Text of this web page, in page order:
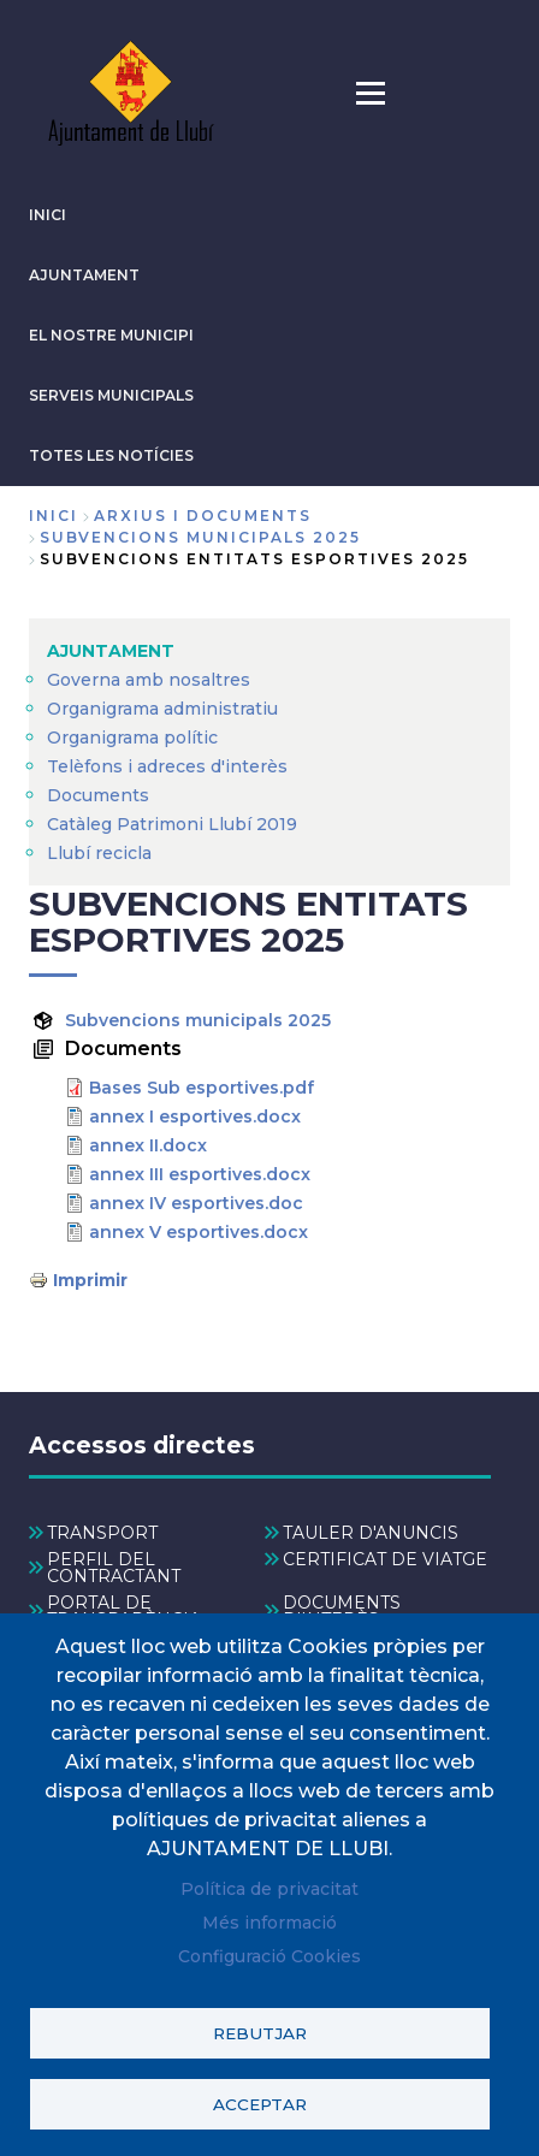
INICI
AJUNTAMENT
EL NOSTRE MUNICIPI
SERVEIS MUNICIPALS
TOTES LES NOTÍCIES
Fil
INICI
ARXIUS I DOCUMENTS
SUBVENCIONS MUNICIPALS 2025
SUBVENCIONS ENTITATS ESPORTIVES 2025
AJUNTAMENT
Governa amb nosaltres
Organigrama administratiu
Organigrama polític
Telèfons i adreces d'interès
Documents
Catàleg Patrimoni Llubí 2019
Llubí recicla
SUBVENCIONS ENTITATS
ESPORTIVES 2025
Subvencions municipals 2025
Documents
Bases Sub esportives.pdf
annex I esportives.docx
annex II.docx
annex III esportives.docx
annex IV esportives.doc
annex V esportives.docx
Imprimir
Accessos directes
TRANSPORT
TAULER D'ANUNCIS
PERFIL DEL
CONTRACTANT
CERTIFICAT DE VIATGE
PORTAL DE
TRANSPARÈNCIA
DOCUMENTS
D'INTERÈS
Menú
INICI
AJUNTAMENT
El nostre municipi
Aquest lloc web utilitza Cookies pròpies per
recopilar informació amb la finalitat tècnica,
no es recaven ni cedeixen les seves dades de
caràcter personal sense el seu consentiment.
Així mateix, s'informa que aquest lloc web
disposa d'enllaços a llocs web de tercers amb
polítiques de privacitat alienes a
AJUNTAMENT DE LLUBI.
Política de privacitat
Més informació
Configuració Cookies
REBUTJAR
ACCEPTAR
© Ajuntament de Llubí. Tots els drets reservats.
Política de galetes (Cookies)
Política de privacitat
RAT